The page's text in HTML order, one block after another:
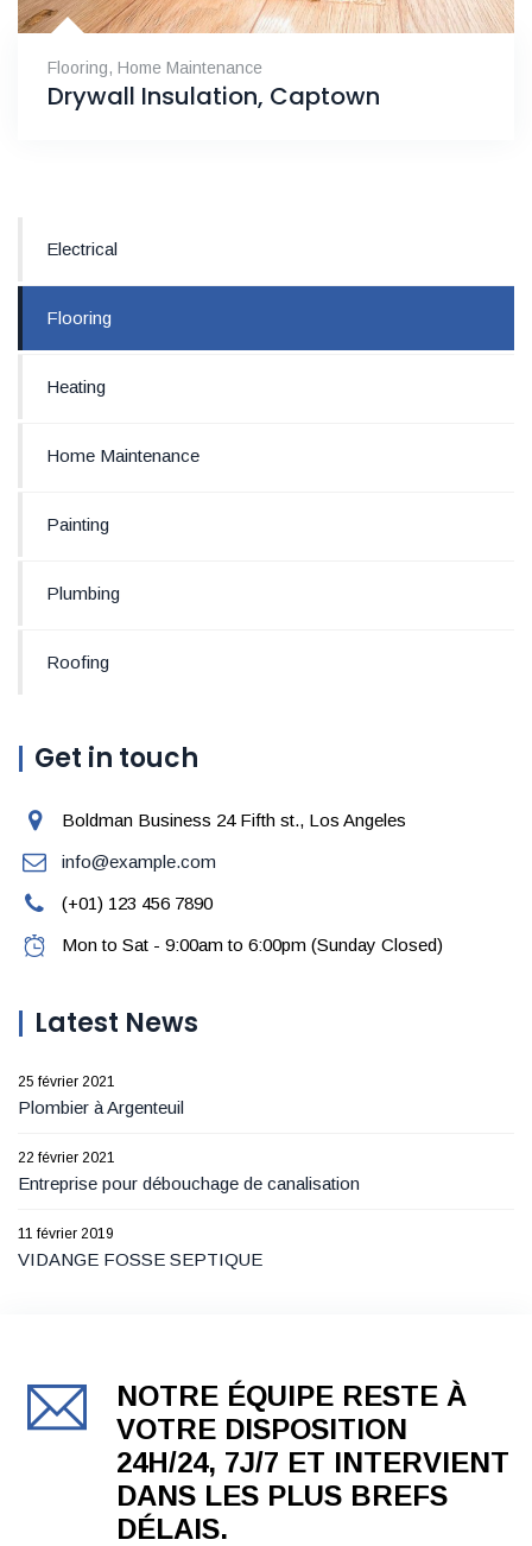
Flooring, Home Maintenance
Drywall Insulation, Captown
Electrical
Flooring
Heating
Home Maintenance
Painting
Plumbing
Roofing
Get in touch
Boldman Business 24 Fifth st., Los Angeles
info@example.com
(+01) 123 456 7890
Mon to Sat - 9:00am to 6:00pm (Sunday Closed)
Latest News
25 février 2021
Plombier à Argenteuil
22 février 2021
Entreprise pour débouchage de canalisation
11 février 2019
VIDANGE FOSSE SEPTIQUE
NOTRE ÉQUIPE RESTE À
VOTRE DISPOSITION
24H/24, 7J/7 ET INTERVIENT
DANS LES PLUS BREFS
DÉLAIS.